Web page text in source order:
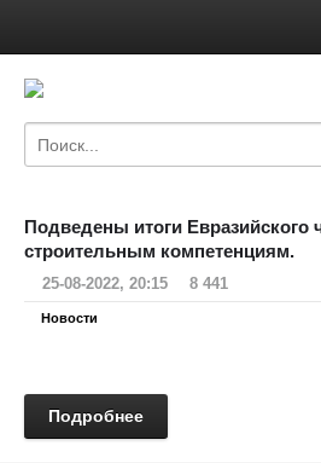
Подведены итоги Евразийского
строительным компетенциям.
25-08-2022, 20:15 8 441
Новости
Подробнее